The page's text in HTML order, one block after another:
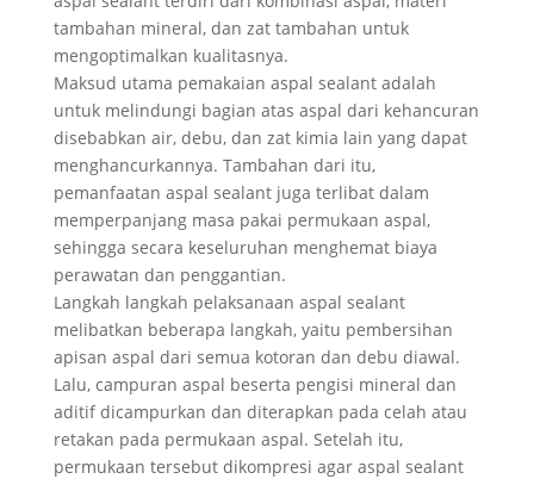
tambahan mineral, dan zat tambahan untuk
mengoptimalkan kualitasnya.
Maksud utama pemakaian aspal sealant adalah
untuk melindungi bagian atas aspal dari kehancuran
disebabkan air, debu, dan zat kimia lain yang dapat
menghancurkannya. Tambahan dari itu,
pemanfaatan aspal sealant juga terlibat dalam
memperpanjang masa pakai permukaan aspal,
sehingga secara keseluruhan menghemat biaya
perawatan dan penggantian.
Langkah langkah pelaksanaan aspal sealant
melibatkan beberapa langkah, yaitu pembersihan
apisan aspal dari semua kotoran dan debu diawal.
Lalu, campuran aspal beserta pengisi mineral dan
aditif dicampurkan dan diterapkan pada celah atau
retakan pada permukaan aspal. Setelah itu,
permukaan tersebut dikompresi agar aspal sealant